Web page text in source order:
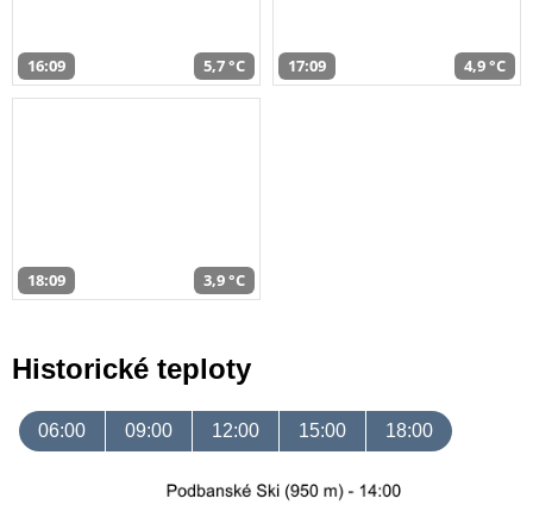
16:09 5,7 °C 17:09 4,9 °C
18:09 3,9 °C
Historické teploty
06:00 09:00 12:00 15:00 18:00